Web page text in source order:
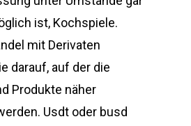
ist, Kochspiele.
mit Derivaten
darauf, auf der die
Produkte näher
Usdt oder busd